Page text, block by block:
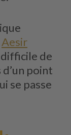
Aesir
difficile de
point
se passe